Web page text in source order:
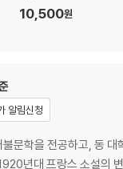
10,500원
알림신청
문학을 전공하고, 동
년대 프랑스 소설의